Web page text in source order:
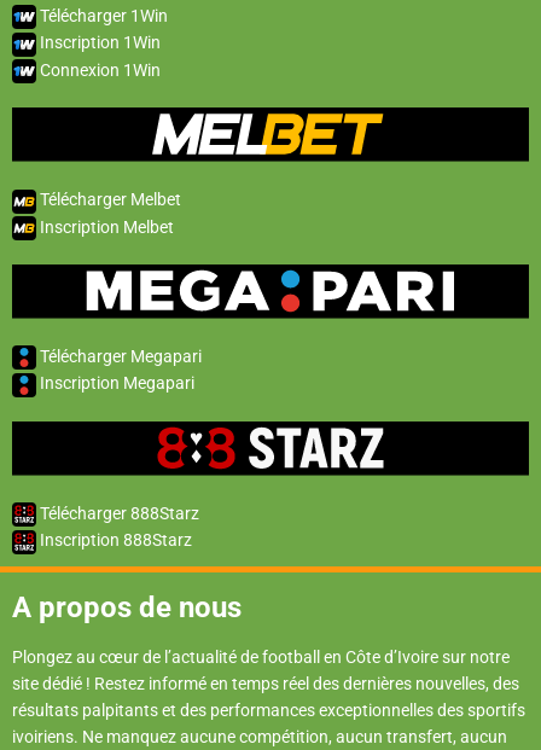
Télécharger 1Win
Inscription 1Win
Connexion 1Win
Télécharger Melbet
Inscription Melbet
Télécharger Megapari
Inscription Megapari
Télécharger 888Starz
Inscription 888Starz
A propos de nous
Plongez au cœur de l’actualité de football en Côte d’Ivoire sur notre
site dédié ! Restez informé en temps réel des dernières nouvelles, des
résultats palpitants et des performances exceptionnelles des sportifs
ivoiriens. Ne manquez aucune compétition, aucun transfert, aucun